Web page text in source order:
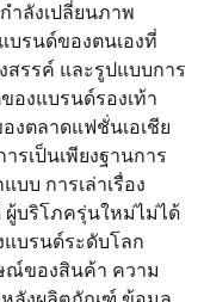
ำลังเปลี่ยนภาพ
รนด์ของตนเองที่
รรค์ และรูปแบบการ
องแบรนด์รองเท้า
งตลาดแฟชั่นเอเชีย
รเป็นเพียงฐานการ
บบ การเล่าเรื่อง
บริโภครุ่นใหม่ไม่ได้
แบรนด์ระดับโลก
ณ์ของสินค้า ความ